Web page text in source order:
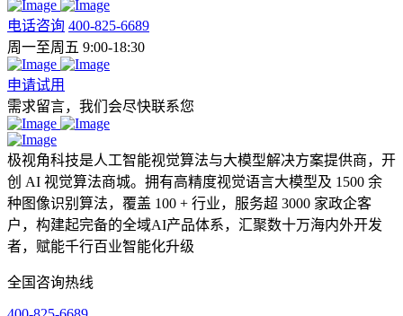
电话咨询 400-825-6689
周一至周五 9:00-18:30
申请试用
需求留言，我们会尽快联系您
极视角科技是人工智能视觉算法与大模型解决方案提供商，开
创 AI 视觉算法商城。拥有高精度视觉语言大模型及 1500 余
种图像识别算法，覆盖 100 + 行业，服务超 3000 家政企客
户，构建起完备的全域AI产品体系，汇聚数十万海内外开发
者，赋能千行百业智能化升级
全国咨询热线